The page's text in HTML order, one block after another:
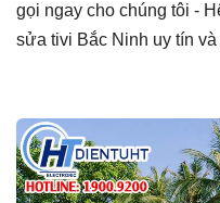
gọi ngay cho chúng tôi -
sửa tivi Bắc Ninh uy tín